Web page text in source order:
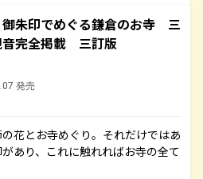
朱印でめぐる鎌倉のお寺 三
音完全掲載 三訂版
発売
花とお寺めぐり。それだけではあ
あり、これに触れればお寺の全て